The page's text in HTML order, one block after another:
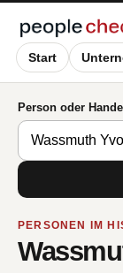
Start
Person oder
PERSONEN IM